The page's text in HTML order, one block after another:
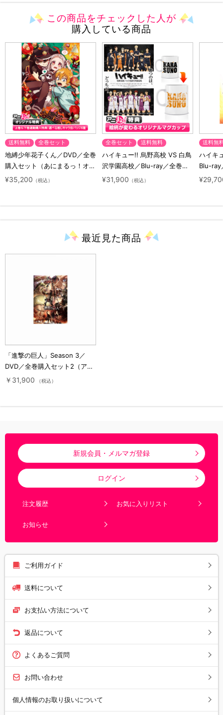
この商品をチェックした人が
購入している商品
送料無料 全巻セット
地縛少年花子くん／DVD／全巻
購入セット（あにまるっ！オリ
ジナル特典付き・送料無料）
¥35,200 （税込）
全巻セット 送料無料
ハイキュー!! 烏野高校 VS 白鳥
沢学園高校／Blu-ray／全巻セ
ット（初回生産限定・アニまる
¥31,900 （税込）
送料無
ハイキ
Blu-ray
ト（初
最近見た商品
「進撃の巨人」Season 3／
DVD／全巻購入セット2（アニ
まるっ！オリジナル特典付き・
￥31,900 （税込）
新規会員・メルマガ登録
ログイン
注文履歴 お気に入りリスト
お知らせ
ご利用ガイド
送料について
お支払い方法について
返品について
よくあるご質問
お問い合わせ
個人情報のお取り扱いについて